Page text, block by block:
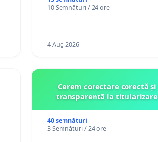
10 Semnături / 24 ore
4 Aug 2026
Cerem corectare corectă și
transparentă la titularizare
40 semnături
3 Semnături / 24 ore